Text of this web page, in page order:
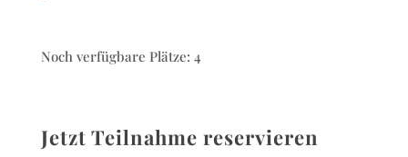
Noch verfügbare Plätze: 4
Jetzt Teilnahme reservieren